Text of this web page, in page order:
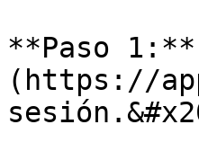
**Paso
(https://